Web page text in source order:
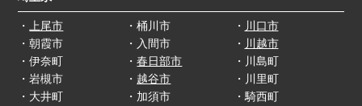
・
上尾市
・朝霞市
・伊奈町
・岩槻市
・大井町
・桶川市
・入間市
・春日部市
・ 越谷市
・加須市
・ 川口市
・ 川越市
・川島町
・川里町
・騎西町